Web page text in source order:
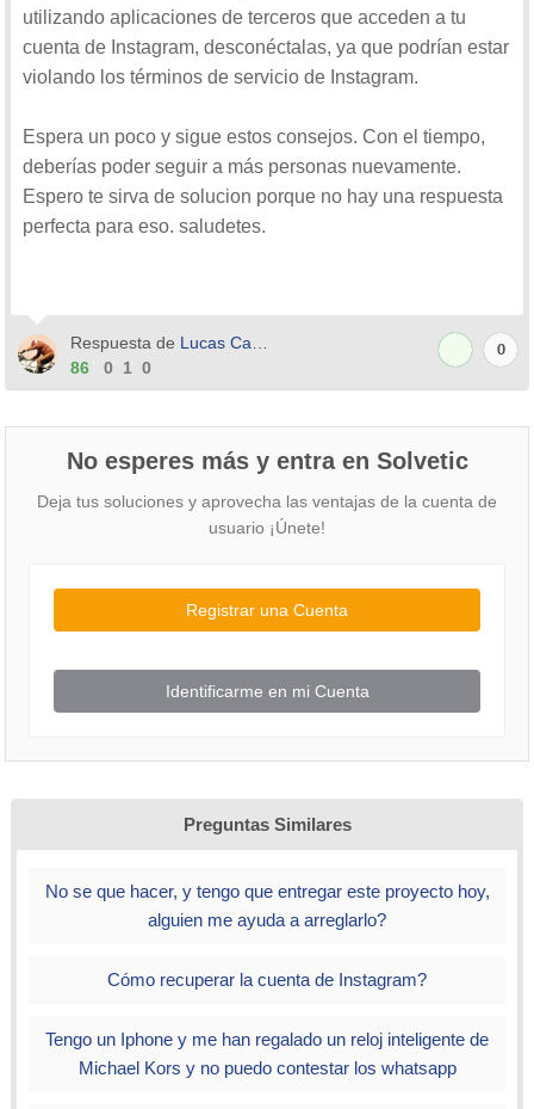
utilizando aplicaciones de terceros que acceden a tu
cuenta de Instagram, desconéctalas, ya que podrían estar
violando los términos de servicio de Instagram.
Espera un poco y sigue estos consejos. Con el tiempo,
deberías poder seguir a más personas nuevamente.
Espero te sirva de solucion porque no hay una respuesta
perfecta para eso. saludetes.
Respuesta de Lucas Carrero
86
0 1 0
0
No esperes más y entra en Solvetic
Deja tus soluciones y aprovecha las ventajas de la cuenta de
usuario ¡Únete!
Registrar una Cuenta
Identificarme en mi Cuenta
Preguntas Similares
No se que hacer, y tengo que entregar este proyecto hoy,
alguien me ayuda a arreglarlo?
Cómo recuperar la cuenta de Instagram?
Tengo un Iphone y me han regalado un reloj inteligente de
Michael Kors y no puedo contestar los whatsapp